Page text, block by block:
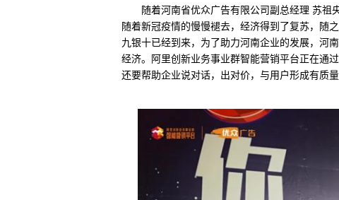
随着河南省优众广告有限公司副总经理 苏祖
随着新冠疫情的慢慢褪去，经济得到了复苏，随
九银十已经到来，为了助力河南企业的发展，河
经济。阿里创新业务事业群智能营销平台正在通
还要帮助企业说对话，出对价，与用户形成有质量